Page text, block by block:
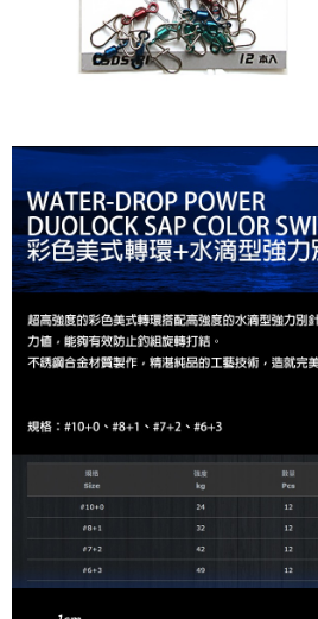
１．透過由恩沛科技股份有限公司提供之「
易，需依本服務之必要範圍內提供個人資料
權轉讓予恩沛科技股份有限公司。
「AFTEE先享後付」，若未經同意申辦者引
４．使用「AFTEE先享後付」時，將依據個別
時審查核予不同之上限額度；若仍有額度不
請求用戶進行身份認證。
５．嚴禁一人註冊多個帳號或使用他人資訊
恩沛科技股份有限公司將有權停止該用戶之
一般宅配（門市自取請勿下單，請聯繫客
每筆NT$100，滿NT$2,000(含以上)免運
每筆NT$200，滿NT$2,000(含以上)免
貨到付款（門市自取請勿下單，請聯繫客
每筆NT$200，滿NT$3,000(含以上)免
國家/地區配送(**下單前請私訊客服確認
計)，訂單才得以成立**)